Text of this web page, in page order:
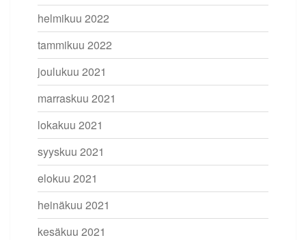
helmikuu 2022
tammikuu 2022
joulukuu 2021
marraskuu 2021
lokakuu 2021
syyskuu 2021
elokuu 2021
heinäkuu 2021
kesäkuu 2021